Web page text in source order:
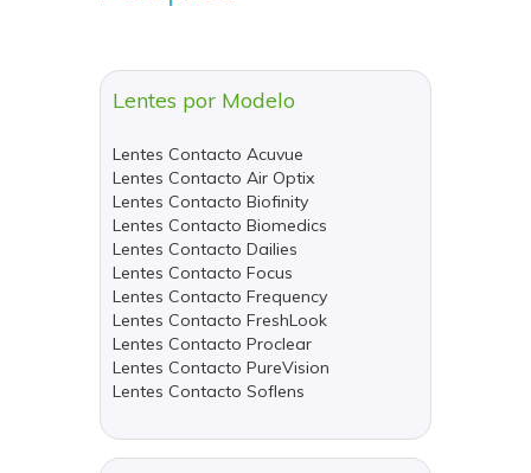
Lentes por Modelo
Lentes Contacto Acuvue
Lentes Contacto Air Optix
Lentes Contacto Biofinity
Lentes Contacto Biomedics
Lentes Contacto Dailies
Lentes Contacto Focus
Lentes Contacto Frequency
Lentes Contacto FreshLook
Lentes Contacto Proclear
Lentes Contacto PureVision
Lentes Contacto Soflens